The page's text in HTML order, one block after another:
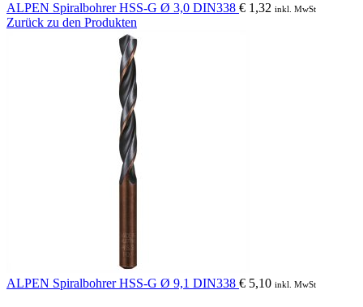
ALPEN Spiralbohrer HSS-G Ø 3,0 DIN338 € 1,32 inkl. MwSt
Zurück zu den Produkten
ALPEN Spiralbohrer HSS-G Ø 9,1 DIN338 € 5,10 inkl. MwSt